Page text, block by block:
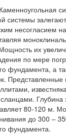
системы
несогласием
их
по мере
фундамента, а
Глубина
80-120 м.
до 300 –
фундамента.